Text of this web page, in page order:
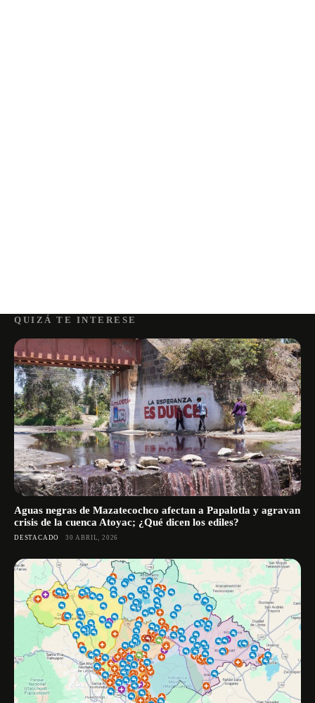
QUIZÁ TE INTERESE
Aguas negras de Mazatecochco afectan a Papalotla y agravan
crisis de la cuenca Atoyac; ¿Qué dicen los ediles?
DESTACADO 30 ABRIL, 2026